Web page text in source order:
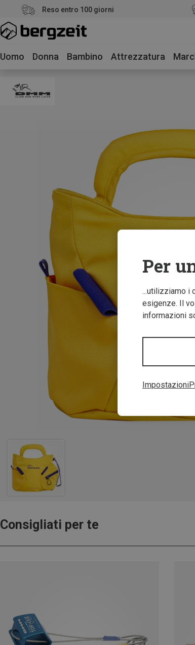
Reso entro 100 giorni
Uomo Donna Bambino Attrezzatura
Consigliati per te
Per
...utilizziamo i
esigenze. Il
informazioni
Impostazioni